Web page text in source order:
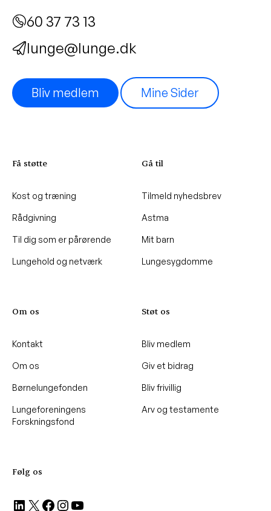
60 37 73 13
lunge@lunge.dk
Bliv medlem Mine Sider
Få støtte
Kost og træning
Rådgivning
Til dig som er pårørende
Lungehold og netværk
Gå til
Tilmeld nyhedsbrev
Astma
Mit barn
Lungesygdomme
Om os
Kontakt
Om os
Børnelungefonden
Lungeforeningens
Forskningsfond
Støt os
Bliv medlem
Giv et bidrag
Bliv frivillig
Arv og testamente
Følg os
LinkedIn
X Facebook
Instagram
YouTube